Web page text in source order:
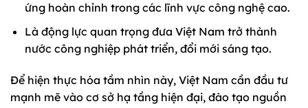
ứng hoàn chỉnh trong các lĩnh vực công nghệ cao.
Là động lực quan trọng đưa Việt Nam trở thành
nước công nghiệp phát triển, đổi mới sáng tạo.
Để hiện thực hóa tầm nhìn này, Việt Nam cần đầu tư
mạnh mẽ vào cơ sở hạ tầng hiện đại, đào tạo nguồn